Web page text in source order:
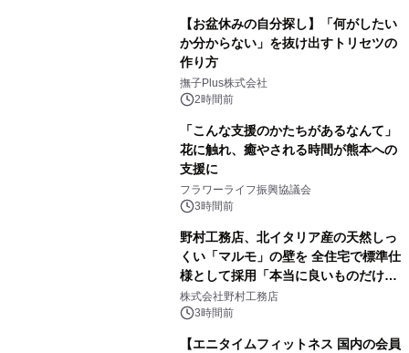
【お盆休みの自分探し】「何がしたい
か分からない」を抜け出すトリセツの
作り方
撫子Plus株式会社
2時間前
「こんな支援のかたちがあるなんて」
花に触れ、癒やされる時間が熊本への
支援に
フラワーライフ振興協議会
3時間前
野村工務店、北イタリア産の天然しっ
くい「マルモ」の壁を 全住宅で標準仕
様として採用「本当に良いものだけに
こだわる」
株式会社野村工務店
3時間前
【エニタイムフィットネス 国内の会員